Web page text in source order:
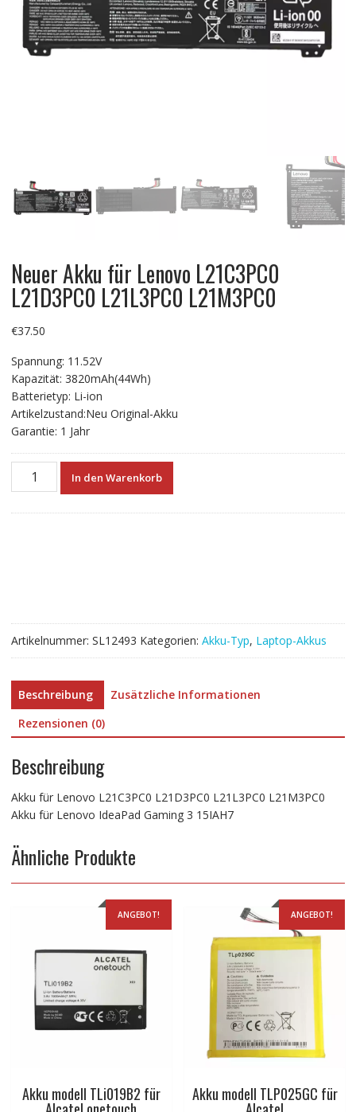
Neuer Akku für Lenovo L21C3PC0
L21D3PC0 L21L3PC0 L21M3PC0
€37.50
Spannung: 11.52V
Kapazität: 3820mAh(44Wh)
Batterietyp: Li-ion
Artikelzustand:Neu Original-Akku
Garantie: 1 Jahr
Neuer
Akku
In den Warenkorb
Artikelnummer: SL12493 Kategorien: Akku-Typ, Laptop-Akkus
Beschreibung
Zusätzliche Informationen
Rezensionen (0)
Beschreibung
Akku für Lenovo L21C3PC0 L21D3PC0 L21L3PC0 L21M3PC0
Akku für Lenovo IdeaPad Gaming 3 15IAH7
Ähnliche Produkte
ANGEBOT!
Akku modell TLi019B2 für
ANGEBOT!
Akku modell TLP025GC für